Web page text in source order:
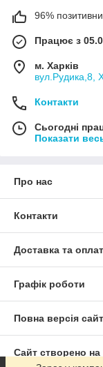
96%
Працює з
м. Харків
вул.Рудика,8,
Контакти
Сьогодні
Показати
Про нас
Контакти
Доставка та
Графік роботи
Повна версія
Сайт створено на